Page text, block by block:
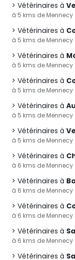
Vétérinaires à
à 5 kms de Mennecy
Vétérinaires à
à 5 kms de Mennecy
Vétérinaires à
à 5 kms de Mennecy
Vétérinaires à
à 5 kms de Mennecy
Vétérinaires à
à 5 kms de Mennecy
Vétérinaires à
à 5 kms de Mennecy
Vétérinaires à
à 6 kms de Mennecy
Vétérinaires à
à 6 kms de Mennecy
Vétérinaires à
à 6 kms de Mennecy
Vétérinaires à
à 6 kms de Mennecy
Vétérinaires à